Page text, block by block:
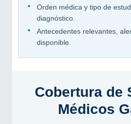
•
Orden médica y tipo de
diagnóstico.
•
Antecedentes relevantes,
disponible.
Cobertura de
Médicos